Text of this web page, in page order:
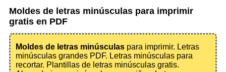
Moldes de letras minúsculas para imprimir
gratis en PDF
Moldes de letras minúsculas para imprimir. Letras
minúsculas grandes PDF. Letras minúsculas para
recortar. Plantillas de letras minúsculas gratis.